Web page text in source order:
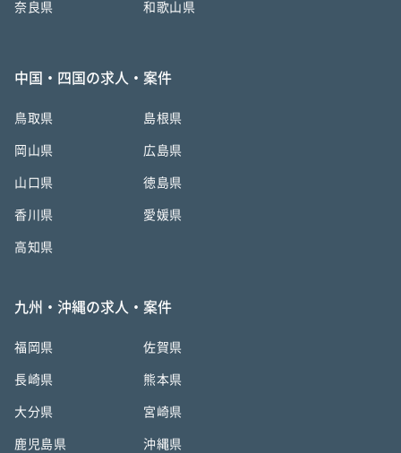
奈良県 和歌山県
中国・四国の求人・案件
鳥取県 島根県
岡山県 広島県
山口県 徳島県
香川県 愛媛県
高知県
九州・沖縄の求人・案件
福岡県 佐賀県
長崎県 熊本県
大分県 宮崎県
鹿児島県 沖縄県